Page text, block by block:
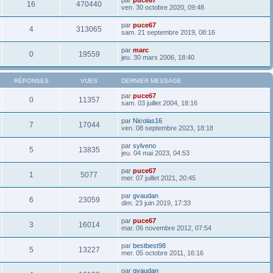
16 470440
ven. 30 octobre 2020, 09:48
4 313065 par puce67
sam. 21 septembre 2019, 08:16
0 19559 par marc
jeu. 30 mars 2006, 18:40
RÉPONSES VUES DERNIER MESSAGE
0 11357 par puce67
sam. 03 juillet 2004, 18:16
7 17044 par Nicolas16
ven. 08 septembre 2023, 18:18
5 13835 par sylveno
jeu. 04 mai 2023, 04:53
1 5077 par puce67
mer. 07 juillet 2021, 20:45
6 23059 par gvaudan
dim. 23 juin 2019, 17:33
3 16014 par puce67
mar. 06 novembre 2012, 07:54
5 13227 par bestbest98
mer. 05 octobre 2011, 16:16
par gvaudan